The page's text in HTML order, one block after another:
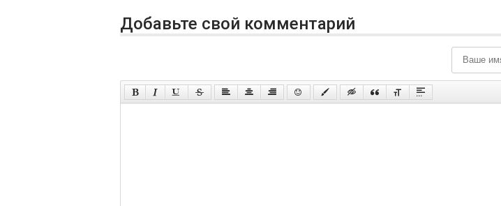
Добавьте свой комментарий